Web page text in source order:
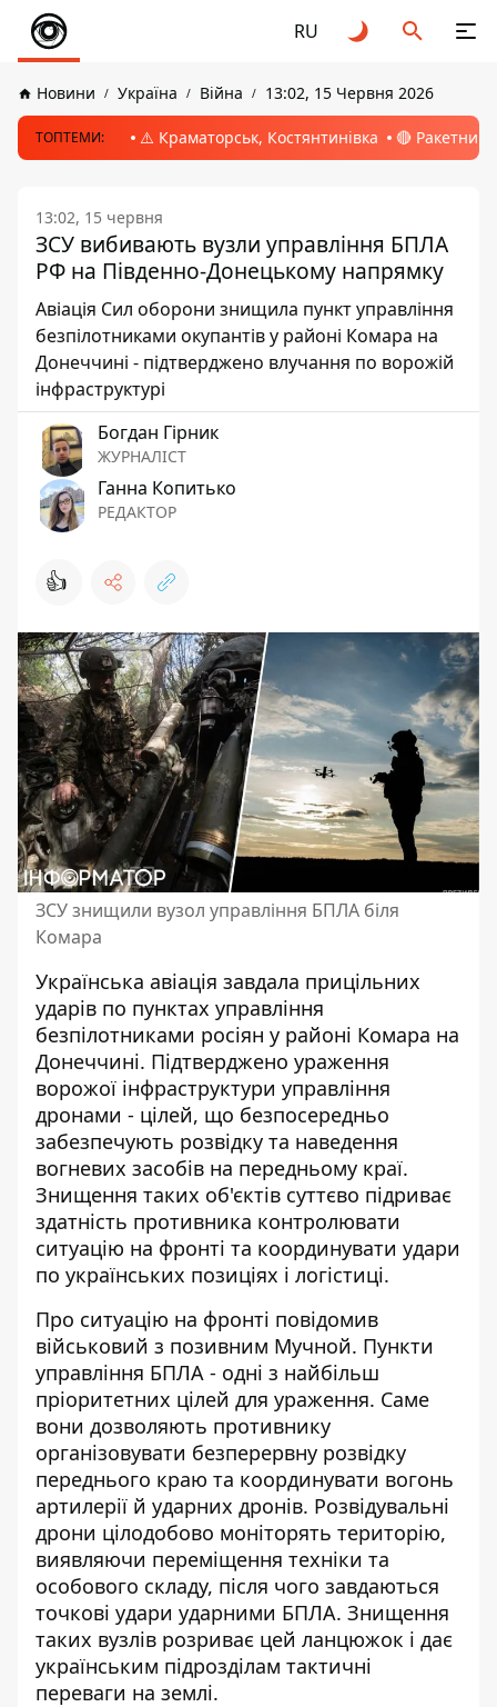
RU
Новини Україна Війна 13:02, 15 Червня 2026
ТОПТЕМИ: ⚠️ Краматорськ, Костянтинівка 🔴 Ракетний
13:02, 15 червня
ЗСУ вибивають вузли управління БПЛА
РФ на Південно-Донецькому напрямку
Авіація Сил оборони знищила пункт управління
безпілотниками окупантів у районі Комара на
Донеччині - підтверджено влучання по ворожій
інфраструктурі
Богдан Гірник
ЖУРНАЛІСТ
Ганна Копитько
РЕДАКТОР
👍
ЗСУ знищили вузол управління БПЛА біля
Комара
Українська авіація завдала прицільних
ударів по пунктах управління
безпілотниками росіян у районі Комара на
Донеччині. Підтверджено ураження
ворожої інфраструктури управління
дронами - цілей, що безпосередньо
забезпечують розвідку та наведення
вогневих засобів на передньому краї.
Знищення таких об'єктів суттєво підриває
здатність противника контролювати
ситуацію на фронті та координувати удари
по українських позиціях і логістиці.
Про ситуацію на фронті повідомив
військовий з позивним Мучной. Пункти
управління БПЛА - одні з найбільш
пріоритетних цілей для ураження. Саме
вони дозволяють противнику
організовувати безперервну розвідку
переднього краю та координувати вогонь
артилерії й ударних дронів. Розвідувальні
дрони цілодобово моніторять територію,
виявляючи переміщення техніки та
особового складу, після чого завдаються
точкові удари ударними БПЛА. Знищення
таких вузлів розриває цей ланцюжок і дає
українським підрозділам тактичні
переваги на землі.